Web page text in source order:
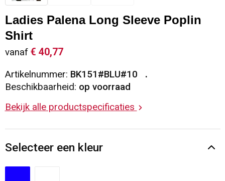
Sleutelhangers en Lanyards
Snoepgoed
Spellen voor binnen en buiten
Vrije tijd en Strand
Vesten
Gilets
Blazers
Restauranttextiel
Reflecterende vesten
Hoofdbescherming
Reflecterende polo's
Gehoorbescherming
Ladies Palena Long Sleeve Poplin
Shirt
vanaf € 40,77
Artikelnummer: BK151#BLU#10
Beschikbaarheid: op voorraad
Bekijk alle productspecificaties
Selecteer een kleur